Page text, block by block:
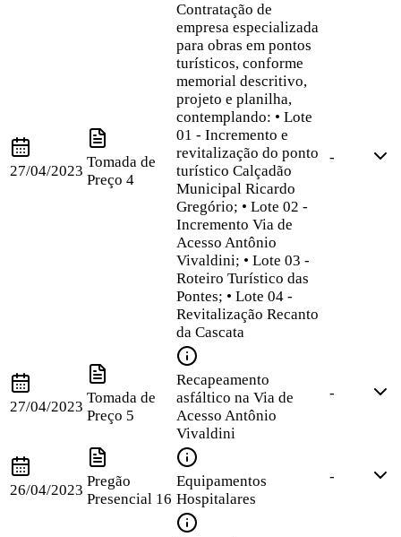
27/04/2023
Tomada de
Preço 4
Contratação de
empresa especializada
para obras em pontos
turísticos, conforme
memorial descritivo,
projeto e planilha,
contemplando: • Lote
01 - Incremento e
revitalização do ponto
turístico Calçadão
Municipal Ricardo
Gregório; • Lote 02 -
Incremento Via de
Acesso Antônio
Vivaldini; • Lote 03 -
Roteiro Turístico das
Pontes; • Lote 04 -
Revitalização Recanto
da Cascata
-
27/04/2023
Tomada de
Preço 5
Recapeamento
asfáltico na Via de
Acesso Antônio
Vivaldini
-
26/04/2023
Pregão
Presencial 16
Equipamentos
Hospitalares
-